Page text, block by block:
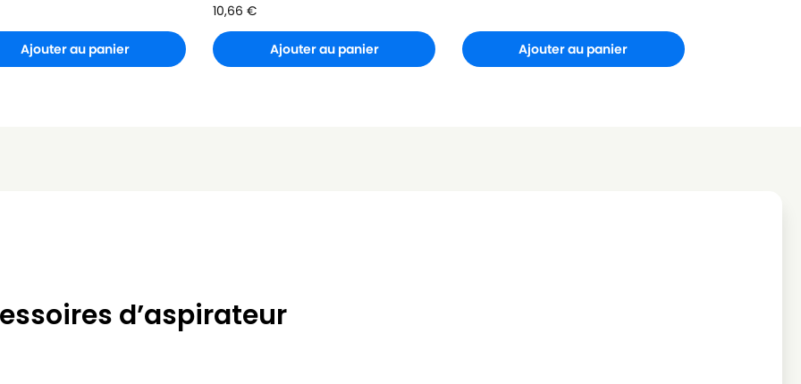
Ajouter au panier
10,66€
Ajouter au panier Ajouter au panier
d’aspirateur